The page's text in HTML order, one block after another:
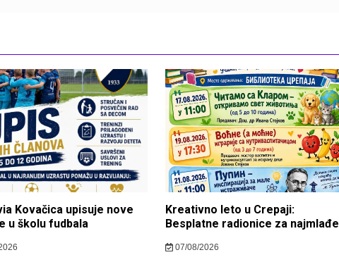
Kovačica upisuje nove
u školu fudbala
Kreativno leto u Crepaji:
Besplatne radionice za najmlađe
07/08/2026